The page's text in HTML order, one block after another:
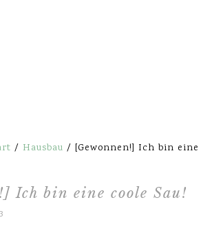
/ Hausbau / [Gewonnen!] Ich bin eine
Ich bin eine coole Sau!